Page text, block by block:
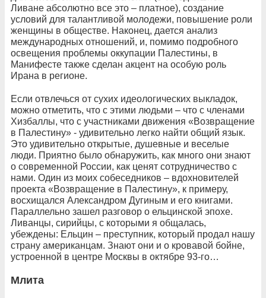
Ливане абсолютно все это – платное), создание
условий для талантливой молодежи, повышение роли
женщины в обществе. Наконец, дается анализ
международных отношений, и, помимо подробного
освещения проблемы оккупации Палестины, в
Манифесте также сделан акцент на особую роль
Ирана в регионе.
Если отвлечься от сухих идеологических выкладок,
можно отметить, что с этими людьми – что с членами
Хизбаллы, что с участниками движения «Возвращение
в Палестину» - удивительно легко найти общий язык.
Это удивительно открытые, душевные и веселые
люди. Приятно было обнаружить, как много они знают
о современной России, как ценят сотрудничество с
нами. Один из моих собеседников – вдохновителей
проекта «Возвращение в Палестину», к примеру,
восхищался Александром Дугиным и его книгами.
Параллельно зашел разговор о ельцинской эпохе.
Ливанцы, сирийцы, с которыми я общалась,
убеждены: Ельцин – преступник, который продал нашу
страну американцам. Знают они и о кровавой бойне,
устроенной в центре Москвы в октябре 93-го…
Млита